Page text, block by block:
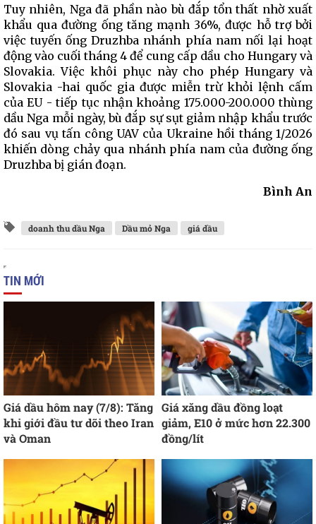
Tuy nhiên, Nga đã phần nào bù đắp tổn thất nhờ xuất
khẩu qua đường ống tăng mạnh 36%, được hỗ trợ bởi
việc tuyến ống Druzhba nhánh phía nam nối lại hoạt
động vào cuối tháng 4 để cung cấp dầu cho Hungary và
Slovakia. Việc khôi phục này cho phép Hungary và
Slovakia -hai quốc gia được miễn trừ khỏi lệnh cấm
của EU - tiếp tục nhận khoảng 175.000-200.000 thùng
dầu Nga mỗi ngày, bù đắp sự sụt giảm nhập khẩu trước
đó sau vụ tấn công UAV của Ukraine hồi tháng 1/2026
khiến dòng chảy qua nhánh phía nam của đường ống
Druzhba bị gián đoạn.
Bình An
doanh thu dầu Nga Dầu mỏ Nga giá dầu
TIN MỚI
Giá dầu hôm nay (7/8): Tăng
khi giới đầu tư dõi theo Iran
và Oman
Giá xăng dầu đồng loạt
giảm, E10 ở mức hơn 22.300
đồng/lít